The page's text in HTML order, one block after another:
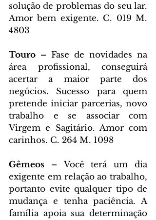
solução de problemas do seu lar.
Amor bem exigente. C. 019 M.
4803
Touro – Fase de novidades na
área profissional, conseguirá
acertar a maior parte dos
negócios. Sucesso para quem
pretende iniciar parcerias, novo
trabalho e se associar com
Virgem e Sagitário. Amor com
carinhos. C. 264 M. 1098
Gêmeos – Você terá um dia
exigente em relação ao trabalho,
portanto evite qualquer tipo de
mudança e tenha paciência. A
família apoia sua determinação